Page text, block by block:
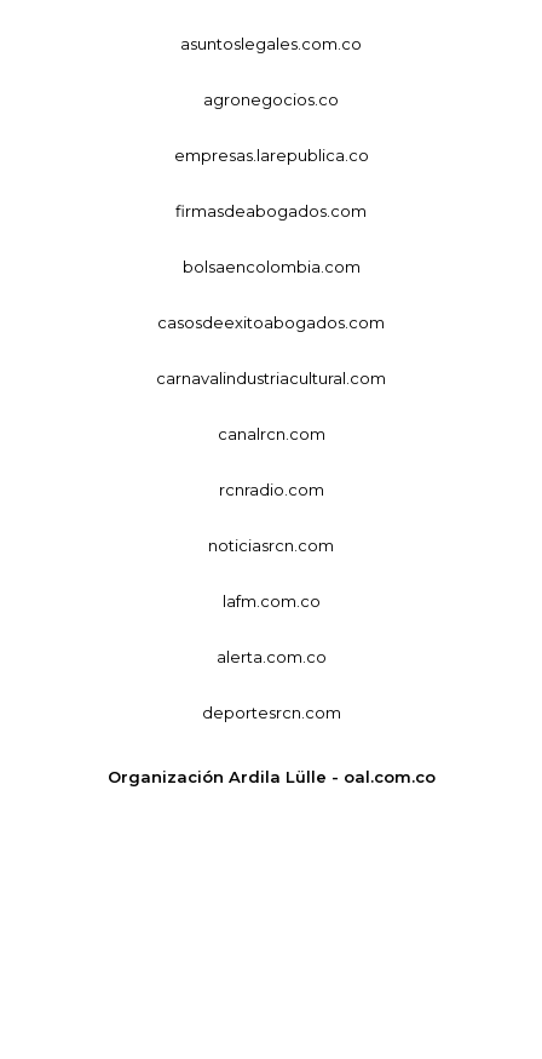
asuntoslegales.com.co
agronegocios.co
empresas.larepublica.co
firmasdeabogados.com
bolsaencolombia.com
casosdeexitoabogados.com
carnavalindustriacultural.com
canalrcn.com
rcnradio.com
noticiasrcn.com
lafm.com.co
alerta.com.co
deportesrcn.com
Organización Ardila Lülle - oal.com.co